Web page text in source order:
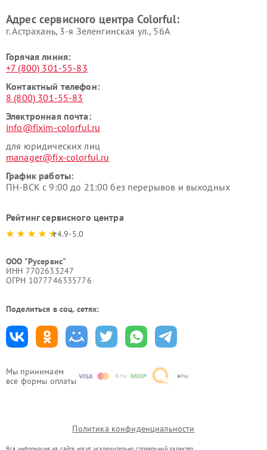
Мы принимаем
все формы оплаты
Адрес сервисного центра Colorful:
г. Астрахань, 3-я Зеленгинская ул., 56А
Горячая линия:
+7 (800) 301-55-83
Контактный телефон:
8 (800) 301-55-83
Электронная почта:
info@fixim-colorful.ru
для юридических лиц
manager@fix-colorful.ru
График работы:
ПН-ВСК с 9:00 до 21:00 без перерывов и выходных
Рейтинг сервисного центра
4.9-5.0
ООО "Русервис"
ИНН 7702633247
ОГРН 1077746335776
Поделиться в соц. сетях:
Политика конфиденциальности